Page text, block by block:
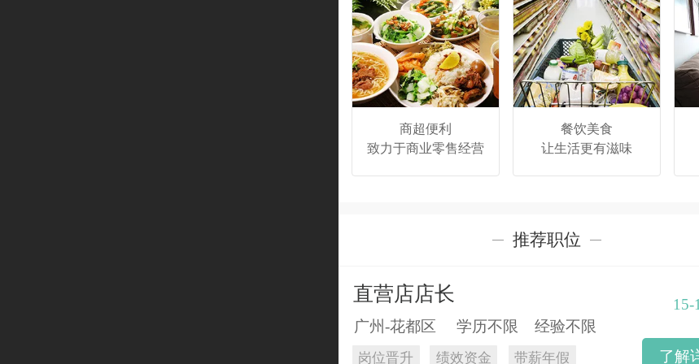
商超便利
致力于商业零售经营
餐饮美食
让生活更有滋味
推荐职位
直营店店长
广州-花都区 学历不限 经验不限
岗位晋升 绩效资金 带薪年假
15-
了解